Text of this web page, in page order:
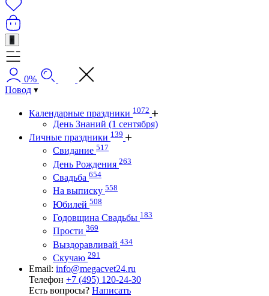
+
0%
Повод
Календарные праздники 1072
День Знаний (1 сентября)
Личные праздники 139
Свидание 517
День Рождения 263
Свадьба 654
На выписку 558
Юбилей 508
Годовщина Свадьбы 183
Прости 369
Выздоравливай 434
Скучаю 291
Email: info@megacvet24.ru
Телефон +7 (495) 120-24-30
Есть вопросы? Написать